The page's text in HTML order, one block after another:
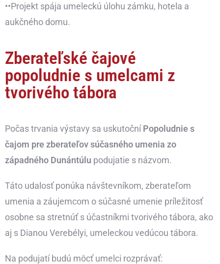
••Projekt spája umeleckú úlohu zámku, hotela a
aukčného domu.
Zberateľské čajové
popoludnie s umelcami z
tvorivého tábora
Počas trvania výstavy sa uskutočníPopoludnie s
čajom pre zberateľov súčasného umenia zo
západného Dunántúlu podujatie s názvom.
Táto udalosť ponúka návštevníkom, zberateľom
umenia a záujemcom o súčasné umenie príležitosť
osobne sa stretnúť s účastníkmi tvorivého tábora, ako
aj s Dianou Verebélyi, umeleckou vedúcou tábora.
Na podujatí budú môcť umelci rozprávať: